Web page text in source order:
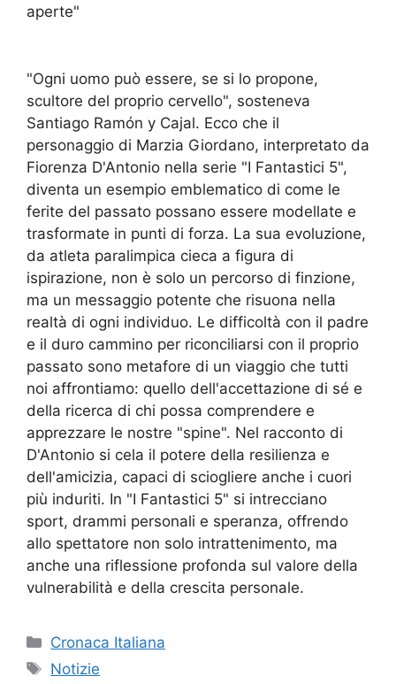
aperte"
"Ogni uomo può essere, se si lo propone,
scultore del proprio cervello", sosteneva
Santiago Ramón y Cajal. Ecco che il
personaggio di Marzia Giordano, interpretato da
Fiorenza D'Antonio nella serie "I Fantastici 5",
diventa un esempio emblematico di come le
ferite del passato possano essere modellate e
trasformate in punti di forza. La sua evoluzione,
da atleta paralimpica cieca a figura di
ispirazione, non è solo un percorso di finzione,
ma un messaggio potente che risuona nella
realtà di ogni individuo. Le difficoltà con il padre
e il duro cammino per riconciliarsi con il proprio
passato sono metafore di un viaggio che tutti
noi affrontiamo: quello dell'accettazione di sé e
della ricerca di chi possa comprendere e
apprezzare le nostre "spine". Nel racconto di
D'Antonio si cela il potere della resilienza e
dell'amicizia, capaci di sciogliere anche i cuori
più induriti. In "I Fantastici 5" si intrecciano
sport, drammi personali e speranza, offrendo
allo spettatore non solo intrattenimento, ma
anche una riflessione profonda sul valore della
vulnerabilità e della crescita personale.
Categorie
Cronaca Italiana
Tag
Notizie